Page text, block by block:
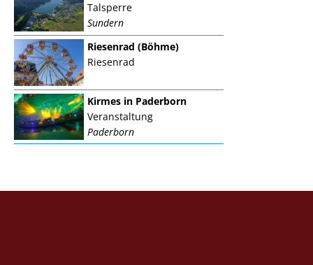
Talsperre
Sundern
Riesenrad (Böhme)
Riesenrad
Kirmes in Paderborn
Veranstaltung
Paderborn